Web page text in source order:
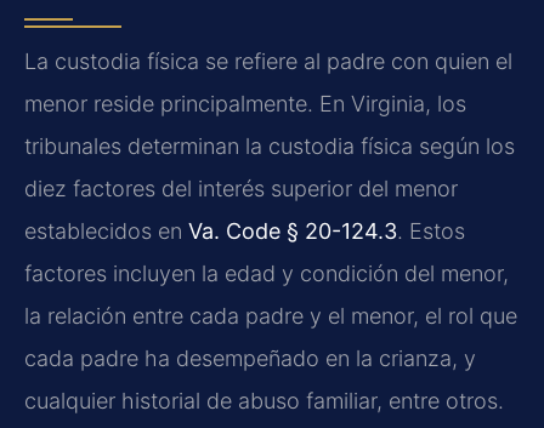
La custodia física se refiere al padre con quien el
menor reside principalmente. En Virginia, los
tribunales determinan la custodia física según los
diez factores del interés superior del menor
establecidos en Va. Code § 20-124.3. Estos
factores incluyen la edad y condición del menor,
la relación entre cada padre y el menor, el rol que
cada padre ha desempeñado en la crianza, y
cualquier historial de abuso familiar, entre otros.